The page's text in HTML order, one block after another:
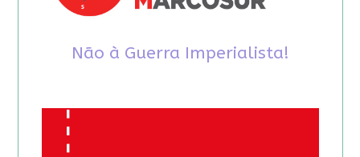
Não à Guerra Imperialista!